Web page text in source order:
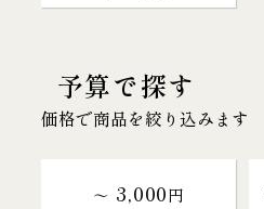
予算で探す
価格で商品を絞り込みます
～ 3,000円